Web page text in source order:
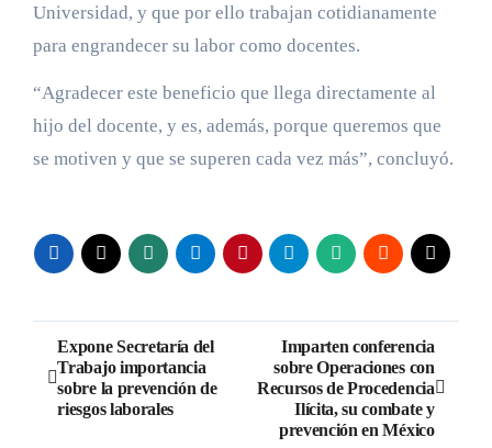
Universidad, y que por ello trabajan cotidianamente
para engrandecer su labor como docentes.
“Agradecer este beneficio que llega directamente al
hijo del docente, y es, además, porque queremos que
se motiven y que se superen cada vez más”, concluyó.
Navegación
de
entradas
Expone Secretaría del
Trabajo importancia
sobre la prevención de
riesgos laborales
Imparten conferencia
sobre Operaciones con
Recursos de Procedencia
Ilícita, su combate y
prevención en México